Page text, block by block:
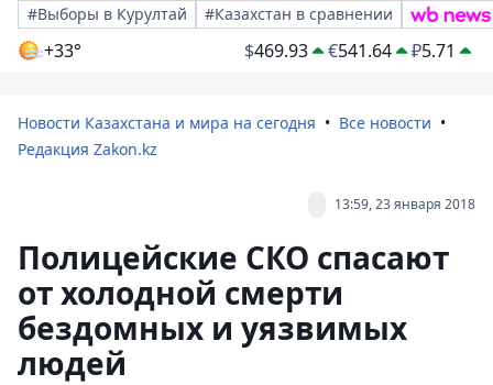
#Выборы в Курултай
#Казахстан в сравнении
+33° $469.93 €541.64 ₽5.71
Новости Казахстана и мира на сегодня
Все новости
Редакция Zakon.kz
13:59, 23 января 2018
Полицейские СКО спасают
от холодной смерти
бездомных и уязвимых
людей